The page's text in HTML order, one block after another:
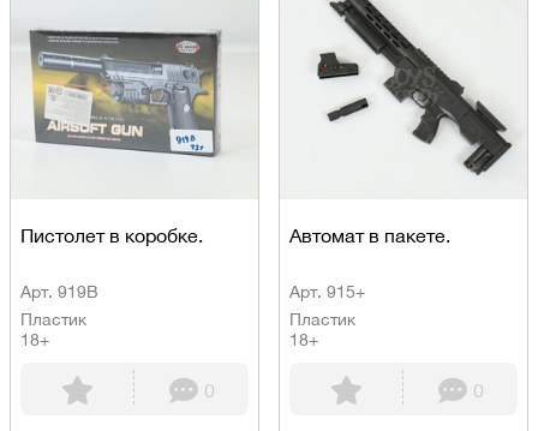
Пистолет в коробке.
Арт. 919B
Пластик
18+
0
Автомат в пакете.
Арт. 915+
Пластик
18+
0